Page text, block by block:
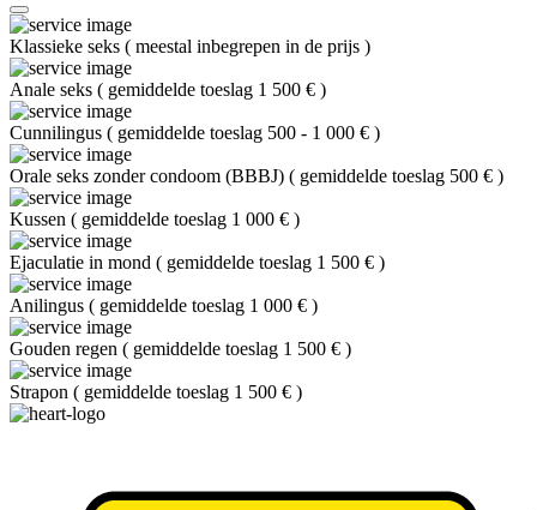
Klassieke seks ( meestal inbegrepen in de prijs )
Anale seks ( gemiddelde toeslag 1 500 € )
Cunnilingus ( gemiddelde toeslag 500 - 1 000 € )
Orale seks zonder condoom (BBBJ) ( gemiddelde toeslag 500 € )
Kussen ( gemiddelde toeslag 1 000 € )
Ejaculatie in mond ( gemiddelde toeslag 1 500 € )
Anilingus ( gemiddelde toeslag 1 000 € )
Gouden regen ( gemiddelde toeslag 1 500 € )
Strapon ( gemiddelde toeslag 1 500 € )